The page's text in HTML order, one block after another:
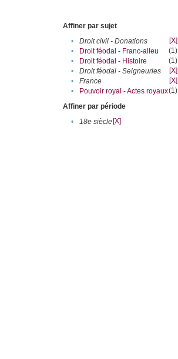
Affiner par sujet
•
Droit civil - Donations
[X]
•
Droit féodal - Franc-alleu‎
(1)
•
Droit féodal - Histoire
(1)
•
Droit féodal - Seigneuries
[X]
•
France
[X]
•
Pouvoir royal - Actes royaux(1)
Affiner par période
•
18e siècle[X]